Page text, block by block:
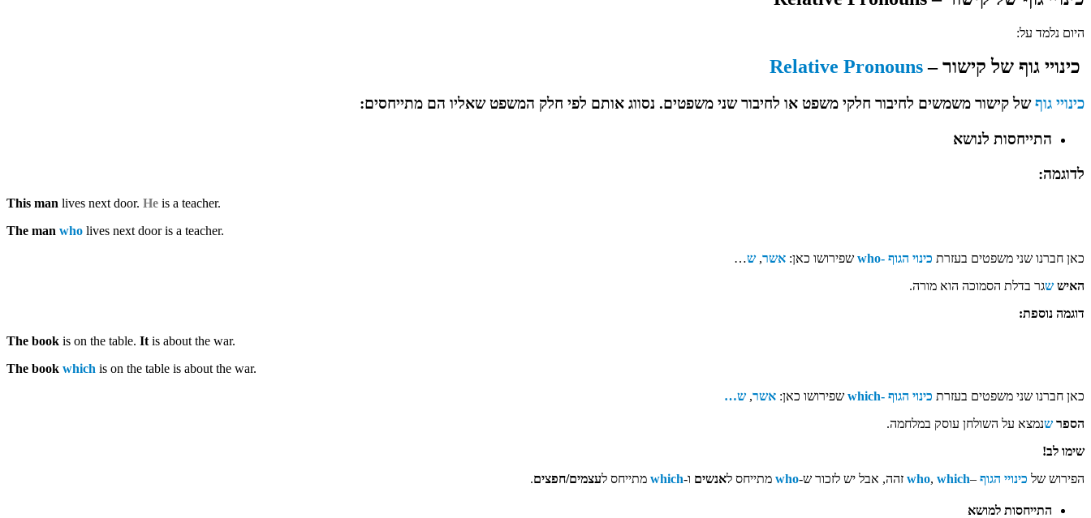
היום נלמד על:
כינויי גוף של קישור –Relative Pronouns
כינויי גוףשל קישור משמשים לחיבור חלקי משפט או לחיבור שני משפטים. נסווג אותם לפי חלק המשפט שאליו הם מתייחסים:
התייחסות לנושא
לדוגמה:
This man lives next door. He is a teacher.
The man who lives next door is a teacher.
כאן חברנו שני משפטים בעזרת כינוי הגוף -who שפירושו כאן: אשר, ש…
האיש שגר בדלת הסמוכה הוא מורה.
דוגמה נוספת:
The book is on the table. It is about the war.
The book which is on the table is about the war.
כאן חברנו שני משפטים בעזרת כינוי הגוף -which שפירושו כאן: אשר, ש…
הספר שנמצא על השולחן עוסק במלחמה.
שימו לב!
הפירוש של כינויי הגוף –
who, which זהה, אבל יש לזכור ש-who מתייחס לאנשים ו-which מתייחס לעצמים/חפצים.
התייחסות למושא